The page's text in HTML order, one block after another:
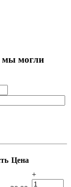
мы могли
Цена
+